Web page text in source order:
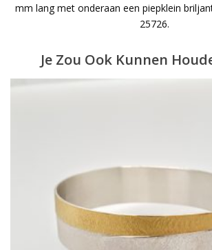
mm lang met onderaan een piepklein
25726.
Je Zou Ook Kunnen